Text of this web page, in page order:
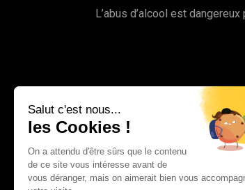
L’abus d’alcool est